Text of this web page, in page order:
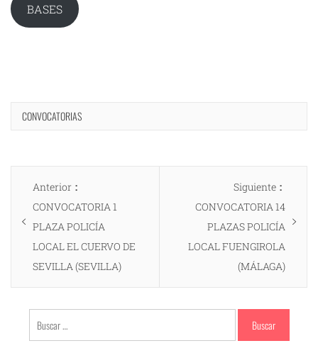
BASES
CONVOCATORIAS
Navegación
entradas
Anterior
anterior:
CONVOCATORIA 1
PLAZA POLICÍA
LOCAL EL CUERVO DE
SEVILLA (SEVILLA)
Siguiente
CONVOCATORIA 14
PLAZAS POLICÍA
LOCAL FUENGIROLA
(MÁLAGA)
Buscar: